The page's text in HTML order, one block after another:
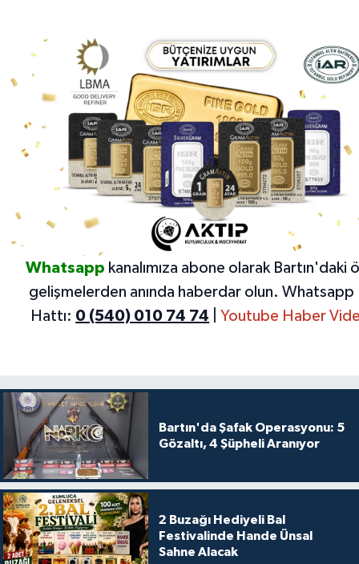
Whatsapp kanalımıza abone olarak Bartın'daki
gelişmelerden anında haberdar olun. Whatsapp
Hattı: 0 (540) 010 74 74 Youtube Haber
Bartın'da Şafak Operasyonu: 5
Gözaltı, 4 Şüpheli Aranıyor
2 Buzağı Hediyeli Bal
Festivalinde Hande Ünsal
Sahne Alacak